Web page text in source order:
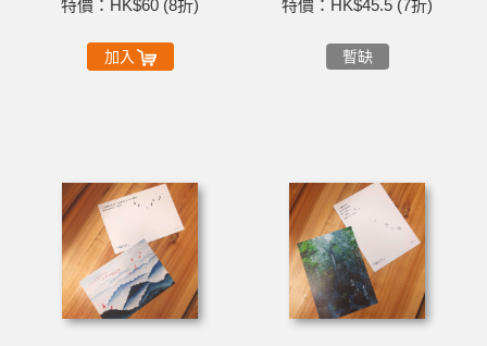
特價：HK$60 (8折)
加入
特價：HK$45.5 (7折)
暫缺